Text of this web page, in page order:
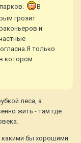
В
грозит
и
только
котором
леса, а
жить - там где
бы хорошими